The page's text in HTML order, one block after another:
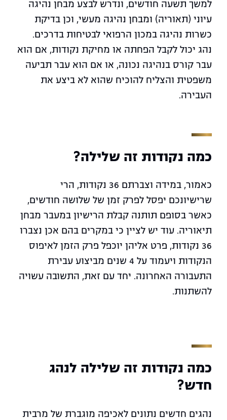
למשך תשעה חודשים, ונדרש לבצע מבחן נהיגה
עיוני (תאוריה) ומבחן נהיגה מעשי, וכן בדיקת
כשרות נהיגה במכון הרפואי לבטיחות בדרכים.
נהג יכול לקבל הפחתה או מחיקת נקודות, אם הוא
עבר קורס בנהיגה נכונה, או אם הוא עבר תביעה
משפטית והצליח להוכיח שהוא לא ביצע את
העבירה.
כמה נקודות זה שלילה?
כאמור, במידה וצברתם 36 נקודות, הרי
שרישיונכם יפסל לפרק זמן של שלושה חודשים,
כאשר בסופם תותנה קבלת הרישיון במעבר מבחן
תיאוריה. עוד יש לציין כי במקרים בהם אכן נצברו
36 נקודות, פרט אליהן יוכפל פרק הזמן לאיפוס
הנקודות ויעמוד על 4 שנים מביצוע עבירת
התעבורה האחרונה. יחד עם זאת, התשובה עשויה
להשתנות.
כמה נקודות זה שלילה לנהג
חדש?
נהגים חדשים נתונים לאכיפה מוגברת של מרבית